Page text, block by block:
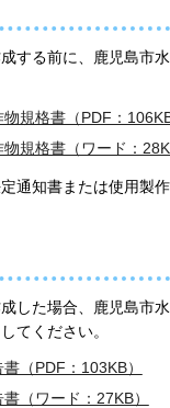
する前に、鹿児島市
規格書（PDF：106KB
規格書（ワード：
通知書または使用製
した場合、鹿児島市
てください。
（PDF：103KB）
（ワード：27KB）